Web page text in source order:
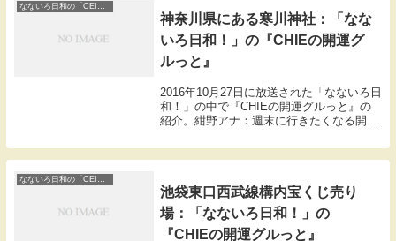
なないろ日和の「CEIEの開運ぐるっと」
神奈川県にある寒川神社：「なな
いろ日和！」の『CHIEの開運グ
ルっと』
2016年10月27日に放送された「なないろ日
和！」の中で『CHIEの開運グルっと』の
紹介。紺野アナ：週末に行きたくなる開運
訪れたのは神奈川県にある寒川神社。1500
年以上地元で愛されている神社なんで...
なないろ日和の「CEIEの開運ぐるっと」
池袋東口西武線構内宝くじ売り
場：「なないろ日和！」の
『CHIEの開運グルっと』